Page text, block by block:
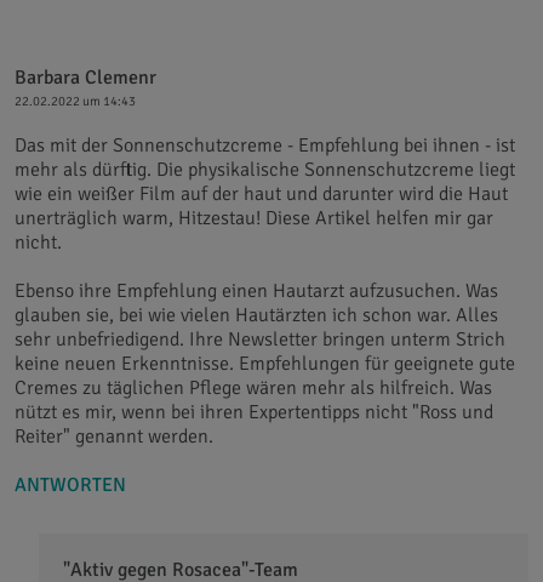
Barbara Clemenr
22.02.2022 um 14:43
Das mit der Sonnenschutzcreme - Empfehlung bei ihnen - ist
mehr als dürftig. Die physikalische Sonnenschutzcreme liegt
wie ein weißer Film auf der haut und darunter wird die Haut
unerträglich warm, Hitzestau! Diese Artikel helfen mir gar
nicht.
Ebenso ihre Empfehlung einen Hautarzt aufzusuchen. Was
glauben sie, bei wie vielen Hautärzten ich schon war. Alles
sehr unbefriedigend. Ihre Newsletter bringen unterm Strich
keine neuen Erkenntnisse. Empfehlungen für geeignete gute
Cremes zu täglichen Pflege wären mehr als hilfreich. Was
nützt es mir, wenn bei ihren Expertentipps nicht "Ross und
Reiter" genannt werden.
ANTWORTEN
"Aktiv gegen Rosacea"-Team